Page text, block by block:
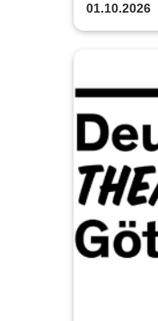
01.10.2026